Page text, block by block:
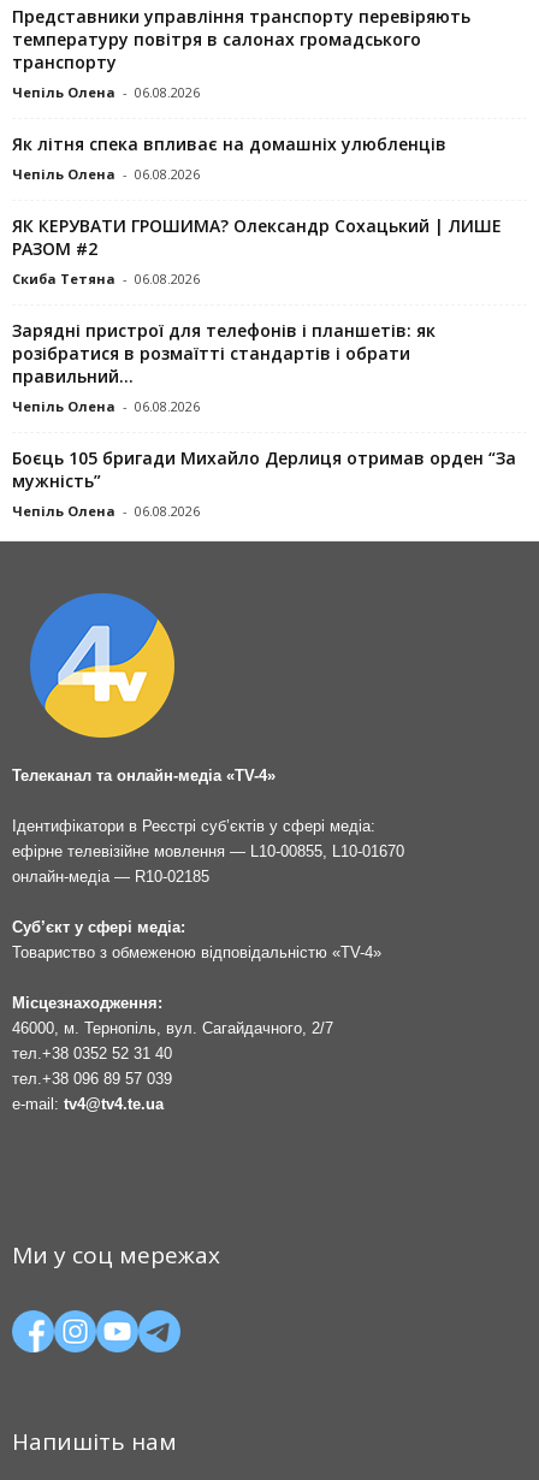
Представники управління транспорту перевіряють
температуру повітря в салонах громадського
транспорту
Чепіль Олена - 06.08.2026
Як літня спека впливає на домашніх улюбленців
Чепіль Олена - 06.08.2026
ЯК КЕРУВАТИ ГРОШИМА? Олександр Сохацький | ЛИШЕ
РАЗОМ #2
Скиба Тетяна - 06.08.2026
Зарядні пристрої для телефонів і планшетів: як
розібратися в розмаїтті стандартів і обрати
правильний...
Чепіль Олена - 06.08.2026
Боєць 105 бригади Михайло Дерлиця отримав орден “За
мужність”
Чепіль Олена - 06.08.2026
Телеканал та онлайн-медіа «TV-4»
Ідентифікатори в Реєстрі суб’єктів у сфері медіа:
ефірне телевізійне мовлення — L10-00855, L10-01670
онлайн-медіа — R10-02185
Суб’єкт у сфері медіа:
Товариство з обмеженою відповідальністю «TV-4»
Місцезнаходження:
46000, м. Тернопіль, вул. Сагайдачного, 2/7
тел. +38 0352 52 31 40
тел. +38 096 89 57 039
e-mail: tv4@tv4.te.ua
Ми у соц мережах
Напишіть нам